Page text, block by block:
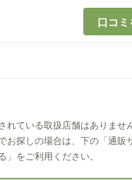
口コ
れている取扱店舗はありません
お探しの場合は、下の「通販
」をご利用ください。